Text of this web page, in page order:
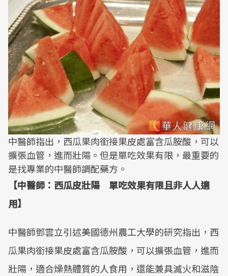
中醫師指出，西瓜果肉銜接果皮處富含瓜胺酸，可以
擴張血管，進而壯陽。但是單吃效果有限，最重要的
是找專業的中醫師調配藥方。
【中醫師：西瓜皮壯陽 單吃效果有限且非人人適
用】
中醫師鄧雲立引述美國德州農工大學的研究指出，西
瓜果肉銜接果皮處富含瓜胺酸，可以擴張血管，進而
壯陽，適合燥熱體質的人食用，還能兼具滅火和滋陰